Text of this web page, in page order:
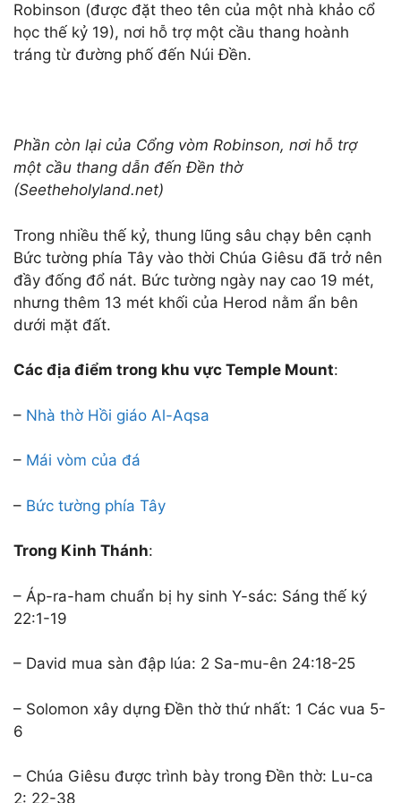
Robinson (được đặt theo tên của một nhà khảo cổ
học thế kỷ 19), nơi hỗ trợ một cầu thang hoành
tráng từ đường phố đến Núi Đền.
Phần còn lại của Cổng vòm Robinson, nơi hỗ trợ
một cầu thang dẫn đến Đền thờ
(Seetheholyland.net)
Trong nhiều thế kỷ, thung lũng sâu chạy bên cạnh
Bức tường phía Tây vào thời Chúa Giêsu đã trở nên
đầy đống đổ nát. Bức tường ngày nay cao 19 mét,
nhưng thêm 13 mét khối của Herod nằm ẩn bên
dưới mặt đất.
Các địa điểm trong khu vực Temple Mount:
– Nhà thờ Hồi giáo Al-Aqsa
– Mái vòm của đá
– Bức tường phía Tây
Trong Kinh Thánh:
– Áp-ra-ham chuẩn bị hy sinh Y-sác: Sáng thế ký
22:1-19
– David mua sàn đập lúa: 2 Sa-mu-ên 24:18-25
– Solomon xây dựng Đền thờ thứ nhất: 1 Các vua 5-
6
– Chúa Giêsu được trình bày trong Đền thờ: Lu-ca
2: 22-38